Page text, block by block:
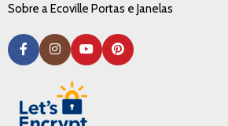
Sobre a Ecoville Portas e Janelas